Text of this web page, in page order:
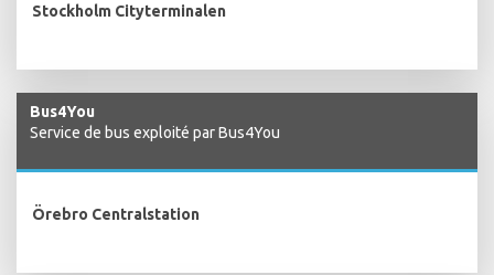
Stockholm Cityterminalen
Bus4You
Service de bus exploité par Bus4You
Örebro Centralstation